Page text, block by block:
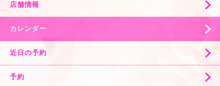
店舗情報
カレンダー
近日の予約
予約